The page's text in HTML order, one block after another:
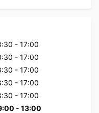
- 17:00
- 17:00
- 17:00
- 17:00
- 17:00
- 13:00